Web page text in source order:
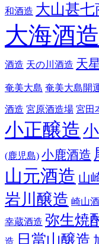
和酒造 大山甚七
大海酒造
酒造 天の川酒造 天
奄美大島 奄美大島開
酒造 宮原酒造場 宮田
小正醸造
(鹿児島) 小鹿酒造
山元酒造 山
岩川醸造 崎山
幸蔵酒造 弥生焼
造 日當山醸造